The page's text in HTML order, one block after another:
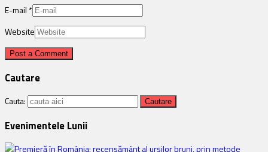
E-mail *
Website
Cautare
Cauta:
Evenimentele Lunii